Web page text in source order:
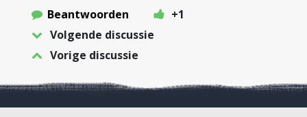
Beantwoorden
+1
Volgende discussie
Vorige discussie